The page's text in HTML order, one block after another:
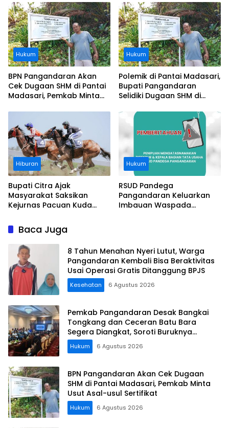
Ditanggung BPJS
Buruknya Koordinasi
Perusahaan
Hukum
BPN Pangandaran Akan
Cek Dugaan SHM di Pantai
Madasari, Pemkab Minta
Hukum
Polemik di Pantai Madasari,
Bupati Pangandaran
Selidiki Dugaan SHM di
Pantai
Hiburan
Bupati Citra Ajak
Masyarakat Saksikan
Kejurnas Pacuan Kuda
Legokjawa
Hukum
RSUD Pandega
Pangandaran Keluarkan
Imbauan Waspada
Baca Juga
8 Tahun Menahan Nyeri Lutut, Warga
Pangandaran Kembali Bisa Beraktivitas
Usai Operasi Gratis Ditanggung BPJS
Kesehatan 6 Agustus 2026
Pemkab Pangandaran Desak Bangkai
Tongkang dan Ceceran Batu Bara
Segera Diangkat, Soroti Buruknya
Koordinasi Perusahaan
Hukum 6 Agustus 2026
BPN Pangandaran Akan Cek Dugaan
SHM di Pantai Madasari, Pemkab Minta
Usut Asal-usul Sertifikat
Hukum 6 Agustus 2026